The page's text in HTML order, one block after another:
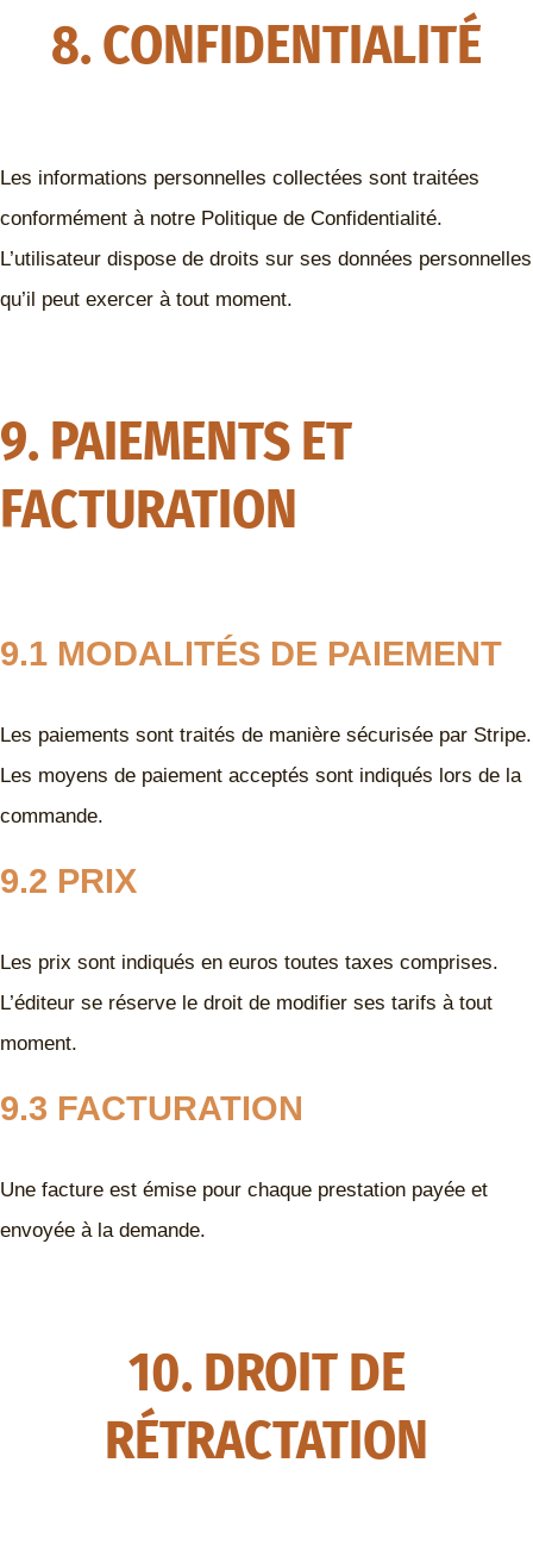
8. CONFIDENTIALITÉ
Les informations personnelles collectées sont traitées
conformément à notre Politique de Confidentialité.
L’utilisateur dispose de droits sur ses données personnelles
qu’il peut exercer à tout moment.
9. PAIEMENTS ET
FACTURATION
9.1 MODALITÉS DE PAIEMENT
Les paiements sont traités de manière sécurisée par Stripe.
Les moyens de paiement acceptés sont indiqués lors de la
commande.
9.2 PRIX
Les prix sont indiqués en euros toutes taxes comprises.
L’éditeur se réserve le droit de modifier ses tarifs à tout
moment.
9.3 FACTURATION
Une facture est émise pour chaque prestation payée et
envoyée à la demande.
10. DROIT DE
RÉTRACTATION